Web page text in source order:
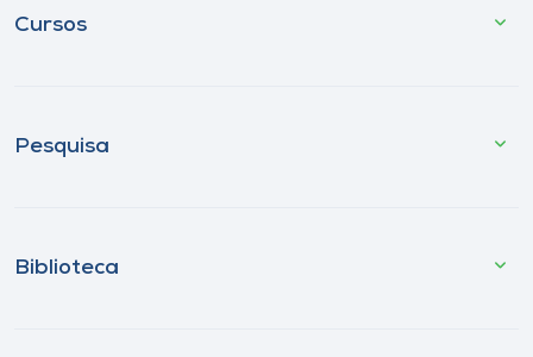
Cursos
Pesquisa
Biblioteca